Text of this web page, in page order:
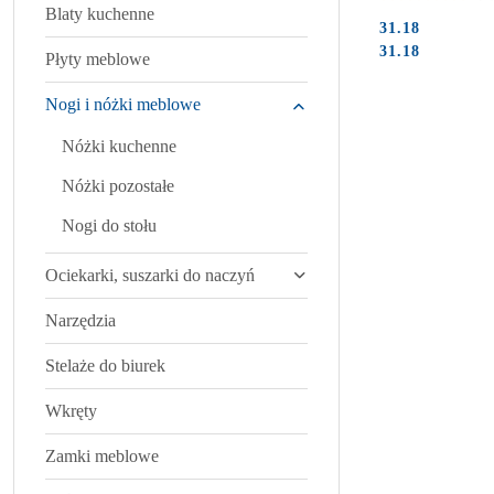
Blaty kuchenne
Płyty meblowe
Nogi i nóżki meblowe
Nóżki kuchenne
Nóżki pozostałe
Nogi do stołu
Ociekarki, suszarki do naczyń
Narzędzia
Stelaże do biurek
Wkręty
Zamki meblowe
Cena:
31.18
Cena:
31.18